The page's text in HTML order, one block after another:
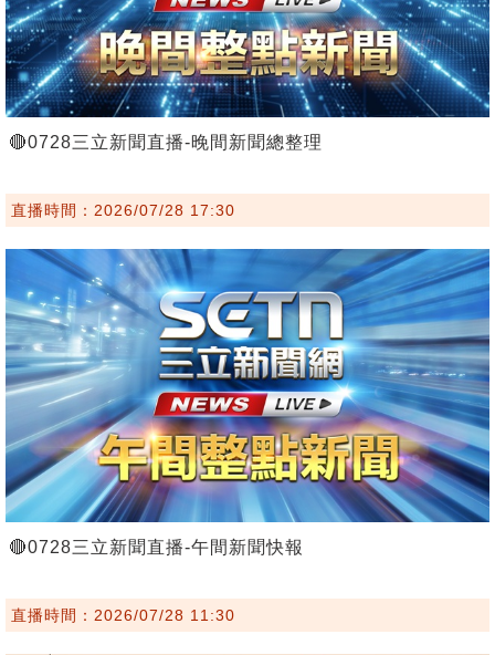
🔴0728三立新聞直播-晚間新聞總整理
直播時間：2026/07/28 17:30
🔴0728三立新聞直播-午間新聞快報
直播時間：2026/07/28 11:30